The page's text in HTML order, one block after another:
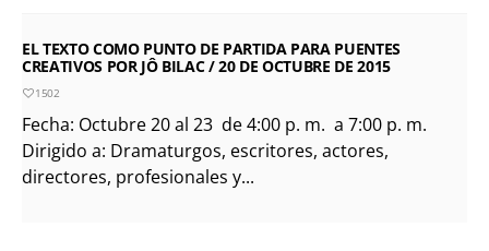
EL TEXTO COMO PUNTO DE PARTIDA PARA PUENTES
CREATIVOS POR JÔ BILAC / 20 DE OCTUBRE DE 2015
1502
Fecha: Octubre 20 al 23 de 4:00 p. m. a 7:00 p. m.
Dirigido a: Dramaturgos, escritores, actores,
directores, profesionales y...